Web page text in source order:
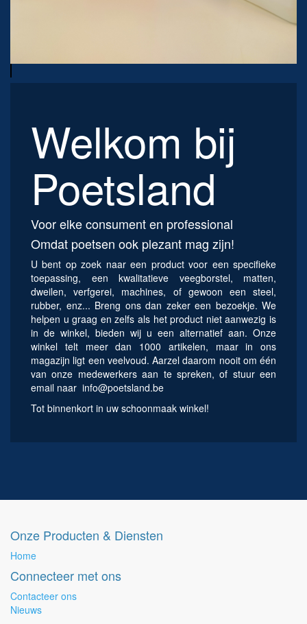
Welkom bij
Poetsland
Voor elke consument en professional
Omdat poetsen ook plezant mag zijn!
U bent op zoek naar een product voor een specifieke
toepassing, een kwalitatieve veegborstel, matten,
dweilen, verfgerei, machines, of gewoon een steel,
rubber, enz... Breng ons dan zeker een bezoekje. We
helpen u graag en zelfs als het product niet aanwezig is
in de winkel, bieden wij u een alternatief aan. Onze
winkel telt meer dan 1000 artikelen, maar in ons
magazijn ligt een veelvoud. Aarzel daarom nooit om één
van onze medewerkers aan te spreken, of stuur een
email naar info@poetsland.be
Tot binnenkort in uw schoonmaak winkel!
Onze Producten & Diensten
Home
Connecteer met ons
Contacteer ons
Nieuws